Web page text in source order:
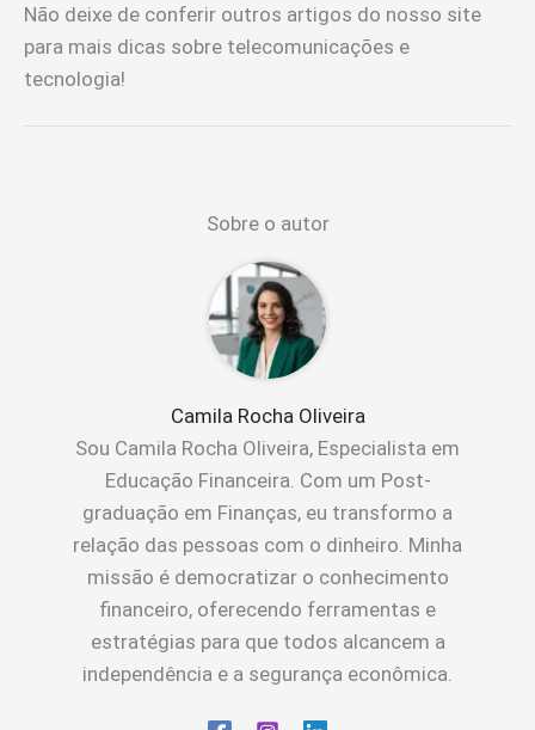
Não deixe de conferir outros artigos do nosso site
para mais dicas sobre telecomunicações e
tecnologia!
Sobre o autor
Camila Rocha Oliveira
Sou Camila Rocha Oliveira, Especialista em
Educação Financeira. Com um Post-
graduação em Finanças, eu transformo a
relação das pessoas com o dinheiro. Minha
missão é democratizar o conhecimento
financeiro, oferecendo ferramentas e
estratégias para que todos alcancem a
independência e a segurança econômica.